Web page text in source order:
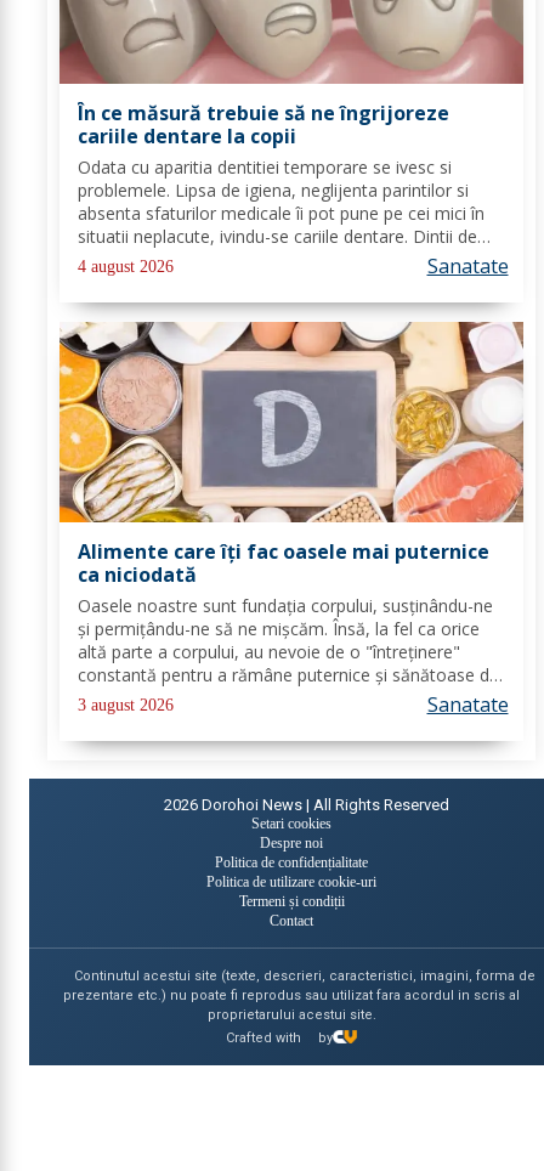
În ce măsură trebuie să ne îngrijoreze
cariile dentare la copii
Odata cu aparitia dentitiei temporare se ivesc si
problemele. Lipsa de igiena, neglijenta parintilor si
absenta sfaturilor medicale îi pot pune pe cei mici în
situatii neplacute, ivindu-se cariile dentare. Dintii de
lapte se pot caria asemenea celor permanenti,
diferenta mare este ca structura...
4 august 2026 Sanatate
Alimente care îți fac oasele mai puternice
ca niciodată
Oasele noastre sunt fundația corpului, susținându-ne
și permițându-ne să ne mișcăm. Însă, la fel ca orice
altă parte a corpului, au nevoie de o "întreținere"
constantă pentru a rămâne puternice și sănătoase de-
a lungul vieții. Din fericire, nu ai nevoie de poțiuni
magice, ci de alimente simple, dar...
3 august 2026 Sanatate
2026 Dorohoi News | All Rights Reserved
Setari cookies
Despre noi
Politica de confidențialitate
Politica de utilizare cookie-uri
Termeni și condiții
Contact
Continutul acestui site (texte, descrieri, caracteristici, imagini, forma de
prezentare etc.) nu poate fi reprodus sau utilizat fara acordul in scris al
proprietarului acestui site.
Crafted with
by